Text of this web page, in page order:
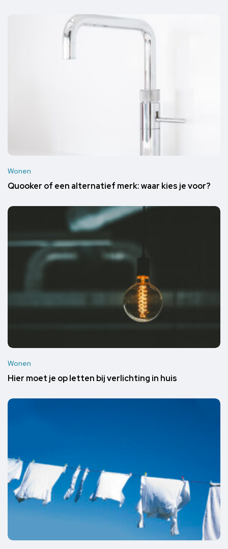
Wonen
Quooker of een alternatief merk: waar kies je voor?
Wonen
Hier moet je op letten bij verlichting in huis